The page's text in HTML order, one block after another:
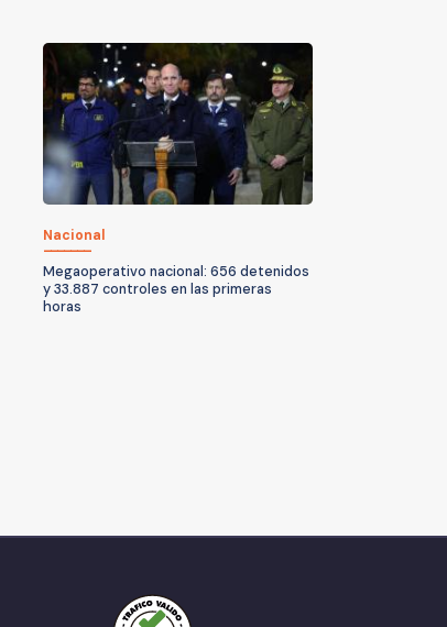
Nacional
Megaoperativo nacional: 656 detenidos
y 33.887 controles en las primeras
horas